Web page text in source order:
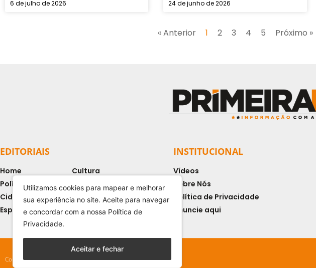
Utilizamos cookies para mapear e melhorar
sua experiência no site. Aceite para navegar
e concordar com a nossa Política de
Privacidade.
Aceitar e fechar
6 de julho de 2026 24 de junho de 2026
« Anterior 1 2 3 4 5 Próximo »
EDITORIAIS
Home
Política
Cidade
Esportes
Cultura
Polícia
Colunistas
Jornal Digital
INSTITUCIONAL
Vídeos
Sobre Nós
Política de Privacidade
Anuncie aqui
Copyright © 2024 - Todos os direitos reservados